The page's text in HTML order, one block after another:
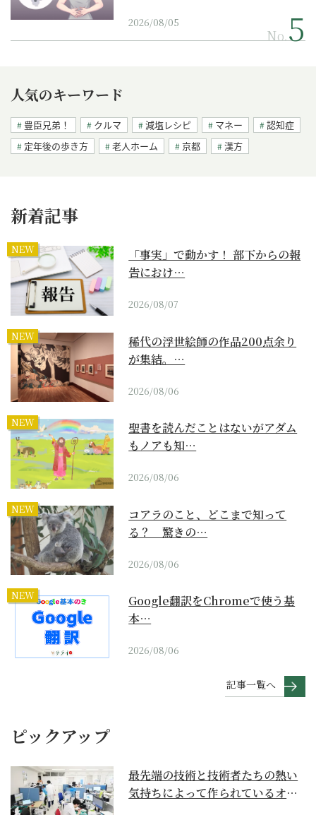
2026/08/05
No.
人気のキーワード
豊臣兄弟！ クルマ 減塩レシピ マネー
認知症
定年後の歩き方
老人ホーム 京都 漢方
新着記事
NEW
「事実」で動かす！ 部下からの報
告におけ…
2026/08/07
NEW
稀代の浮世絵師の作品200点余り
が集結。…
2026/08/06
NEW
聖書を読んだことはないがアダム
もノアも知…
2026/08/06
NEW
コアラのこと、どこまで知って
る？ 驚きの…
2026/08/06
NEW
Google翻訳をChromeで使う基
本…
2026/08/06
記事一覧へ
ピックアップ
最先端の技術と技術者たちの熱い
気持ちによって作られているオー